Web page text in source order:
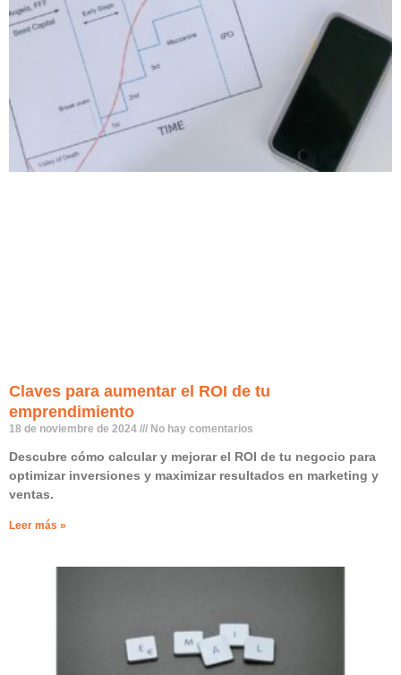
Claves para aumentar el ROI de tu
emprendimiento
18 de noviembre de 2024 No hay comentarios
Descubre cómo calcular y mejorar el ROI de tu negocio para
optimizar inversiones y maximizar resultados en marketing y
ventas.
Leer más »